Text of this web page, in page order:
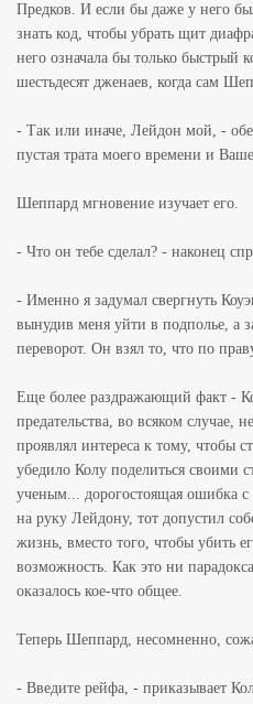
Предков. И если бы даже у него
знать код, чтобы убрать щит
него означала бы только быстрый
шестьдесят дженаев, когда сам
- Так или иначе, Лейдон мой, -
пустая трата моего времени и
Шеппард мгновение изучает его.
- Что он тебе сделал? - наконец
- Именно я задумал свергнуть
вынудив меня уйти в подполье, а
переворот. Он взял то, что по
Еще более раздражающий факт -
предательства, во всяком случае,
проявлял интереса к тому, чтобы
убедило Колу поделиться своими
ученым... дорогостоящая ошибка с
на руку Лейдону, тот допустил
жизнь, вместо того, чтобы убить
возможность. Как это ни
оказалось кое-что общее.
Теперь Шеппард, несомненно,
- Введите рейфа, - приказывает